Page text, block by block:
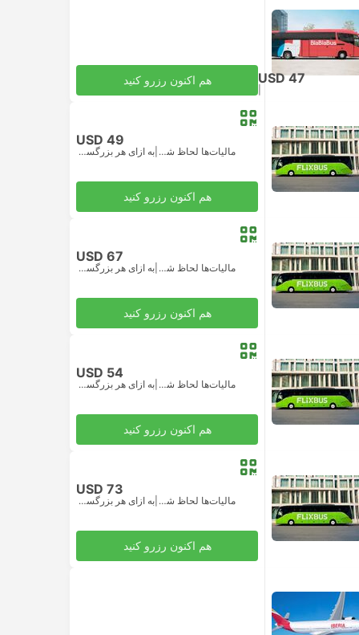
USD 47
مالیات‌ها لحاظ شده
به ازای هر بزرگسال
هم اکنون رزرو کنید
USD 49
مالیات‌ها لحاظ شده | به ازای هر بزرگسال
هم اکنون رزرو کنید
USD 67
مالیات‌ها لحاظ شده | به ازای هر بزرگسال
هم اکنون رزرو کنید
USD 54
مالیات‌ها لحاظ شده | به ازای هر بزرگسال
هم اکنون رزرو کنید
USD 73
مالیات‌ها لحاظ شده | به ازای هر بزرگسال
هم اکنون رزرو کنید